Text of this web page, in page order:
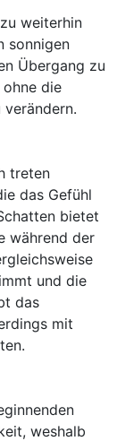
weiterhin
sonnigen
Übergang zu
die
treten
das Gefühl
bietet
während der
und die
das
mit
weshalb